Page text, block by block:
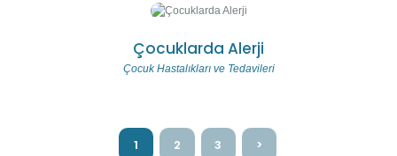
Çocuklarda Alerji
Çocuk Hastalıkları ve Tedavileri
sayfalandırması
SAYFA
1 SAYFA
2 SAYFA
3 >